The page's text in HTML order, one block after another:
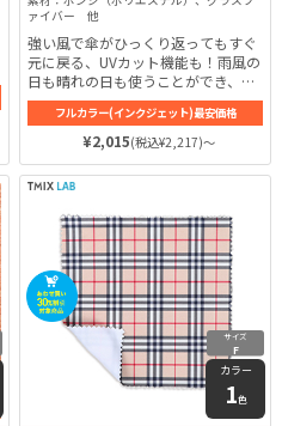
ァイバー 他
強い風で傘がひっくり返ってもすぐ
元に戻る、UVカット機能も！雨風の
日も晴れの日も使うことができ、コ
ンパクトサイズなので持ち運びも便
利な折り畳み傘です！
フルカラー(インクジェット)最安価格
¥2,015(税込¥2,217)～
サイズ
F
カラー
1色